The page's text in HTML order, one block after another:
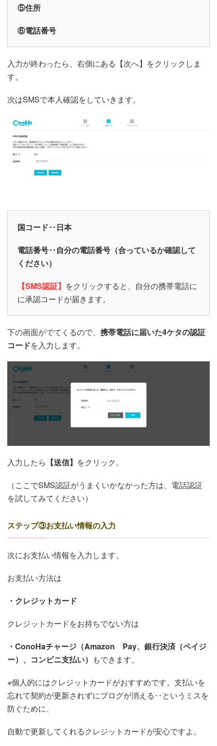
⑤住所
⑥電話番号
入力が終わったら、右側にある【次へ】をクリックしま
す。
次はSMSで本人確認をしていきます。
国コード‥日本
電話番号‥自分の電話番号（合っているか確認して
ください）
【SMS認証】 をクリックすると、自分の携帯電話に
に承認コードが届きます。
下の画面がでてくるので、 携帯電話に届いた4ケタの認証
コードを入力します。
入力したら 【送信】 をクリック。
（ここでSMS認証がうまくいかなかった方は、電話認証
を試してみてください）
ステップ③お支払い情報の入力
次にお支払い情報を入力します。
お支払い方法は
・クレジットカード
クレジットカードをお持ちでない方は
・ConoHaチャージ（Amazon Pay、銀行決済（ペイジ
ー）、コンビニ支払い） もできます。
※個人的にはクレジットカードがおすすめです。支払いを
忘れて契約が更新されずにブログが消える‥というミスを
防ぐために、
自動で更新してくれるクレジットカードが安心ですよ。